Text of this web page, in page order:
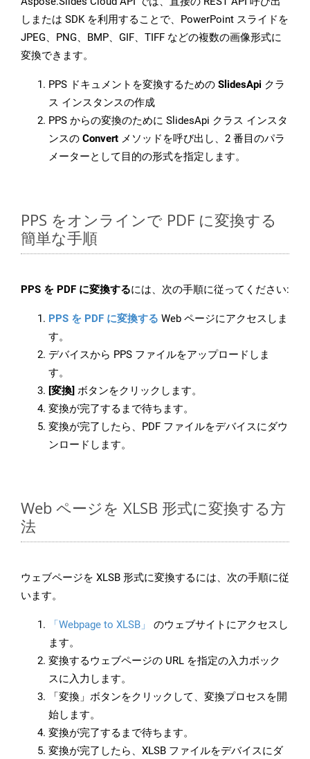
しまたは SDK を利用することで、PowerPoint スライドを
JPEG、PNG、BMP、GIF、TIFF などの複数の画像形式に
変換できます。
PPS ドキュメントを変換するための SlidesApi クラ
ス インスタンスの作成
PPS からの変換のために SlidesApi クラス インスタ
ンスの Convert メソッドを呼び出し、2 番目のパラ
メーターとして目的の形式を指定します。
PPS をオンラインで PDF に変換する
簡単な手順
PPS を PDF に変換するには、次の手順に従ってください:
PPS を PDF に変換する Web ページにアクセスしま
す。
デバイスから PPS ファイルをアップロードしま
す。
[変換] ボタンをクリックします。
変換が完了するまで待ちます。
変換が完了したら、PDF ファイルをデバイスにダウ
ンロードします。
Web ページを XLSB 形式に変換する方
法
ウェブページを XLSB 形式に変換するには、次の手順に従
います。
「Webpage to XLSB」
のウェブサイトにアクセスし
ます。
変換するウェブページの URL を指定の入力ボック
スに入力します。
「変換」ボタンをクリックして、変換プロセスを開
始します。
変換が完了するまで待ちます。
変換が完了したら、XLSB ファイルをデバイスにダ